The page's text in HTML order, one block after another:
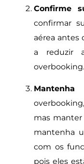
Confirme
confirmar
aérea antes
a reduzir
overbooking.
mas manter
mantenha
com os
pois eles